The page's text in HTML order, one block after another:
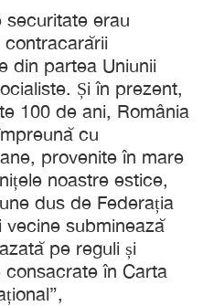
securitate erau
din partea Uniunii
Și în prezent,
100 de ani, România
cu
provenite în mare
noastre estice,
dus de Federația
vecine subminează
pe reguli și
în Carta